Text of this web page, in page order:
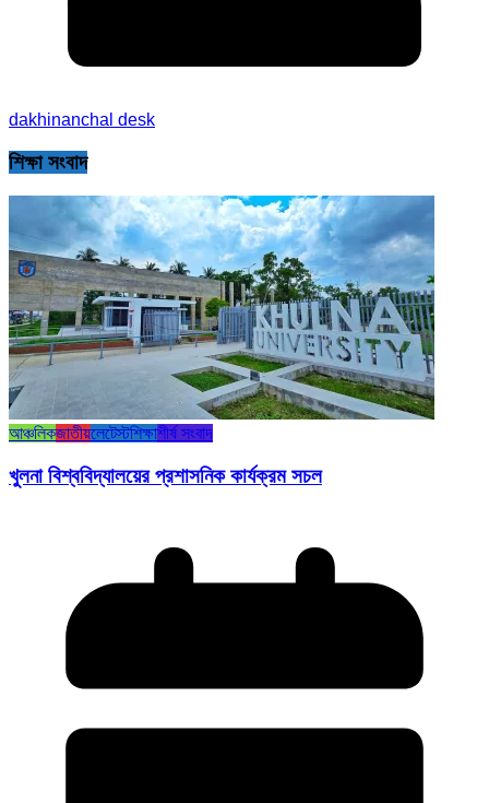
dakhinanchal desk
শিক্ষা সংবাদ
আঞ্চলিকজাতীয়লেটেস্টশিক্ষাশীর্ষ সংবাদ
খুলনা বিশ্ববিদ্যালয়ের প্রশাসনিক কার্যক্রম সচল